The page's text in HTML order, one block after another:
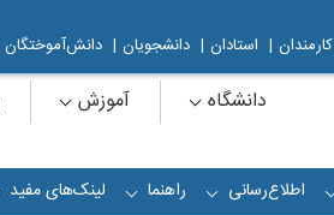
کارمندان | استادان | دانشجویان | دانش‌آموختگان
دانشگاه آموزش
+
+ اطلاع‌رسانی + راهنما لینک‌های مفید